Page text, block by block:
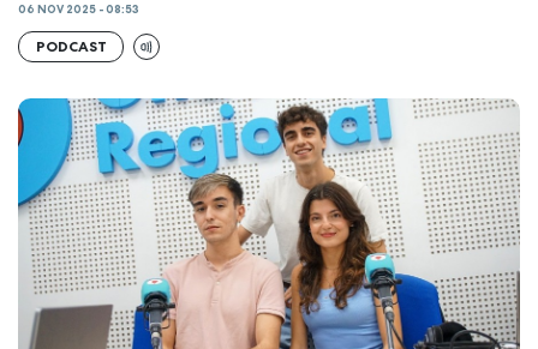
06 NOV 2025 - 08:53
PODCAST